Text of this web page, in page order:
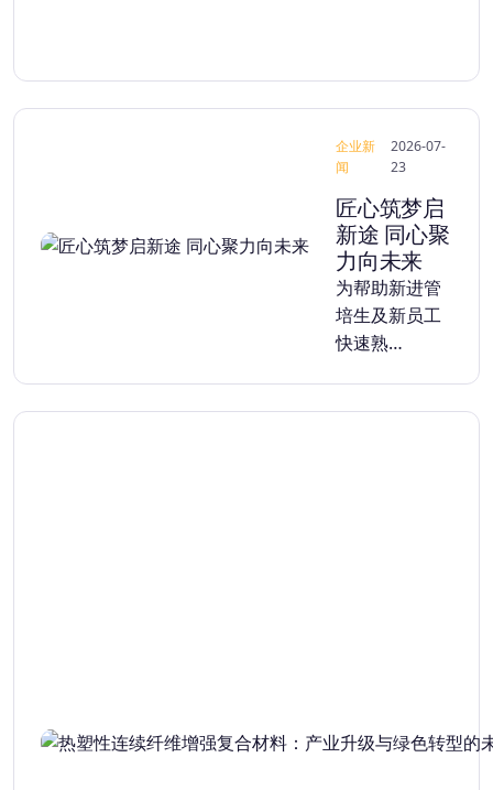
企业新
闻
2026-07-
23
匠心筑梦启
新途 同心聚
力向未来
为帮助新进管
培生及新员工
快速熟…